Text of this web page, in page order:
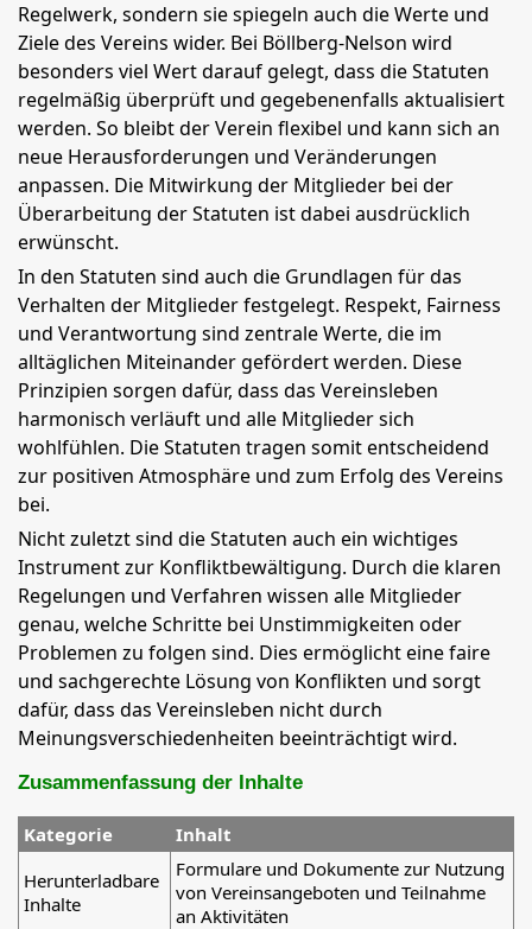
Regelwerk, sondern sie spiegeln auch die Werte und
Ziele des Vereins wider. Bei Böllberg-Nelson wird
besonders viel Wert darauf gelegt, dass die Statuten
regelmäßig überprüft und gegebenenfalls aktualisiert
werden. So bleibt der Verein flexibel und kann sich an
neue Herausforderungen und Veränderungen
anpassen. Die Mitwirkung der Mitglieder bei der
Überarbeitung der Statuten ist dabei ausdrücklich
erwünscht.
In den Statuten sind auch die Grundlagen für das
Verhalten der Mitglieder festgelegt. Respekt, Fairness
und Verantwortung sind zentrale Werte, die im
alltäglichen Miteinander gefördert werden. Diese
Prinzipien sorgen dafür, dass das Vereinsleben
harmonisch verläuft und alle Mitglieder sich
wohlfühlen. Die Statuten tragen somit entscheidend
zur positiven Atmosphäre und zum Erfolg des Vereins
bei.
Nicht zuletzt sind die Statuten auch ein wichtiges
Instrument zur Konfliktbewältigung. Durch die klaren
Regelungen und Verfahren wissen alle Mitglieder
genau, welche Schritte bei Unstimmigkeiten oder
Problemen zu folgen sind. Dies ermöglicht eine faire
und sachgerechte Lösung von Konflikten und sorgt
dafür, dass das Vereinsleben nicht durch
Meinungsverschiedenheiten beeinträchtigt wird.
Zusammenfassung der Inhalte
Kategorie
Inhalt
Herunterladbare
Inhalte
Formulare und Dokumente zur Nutzung
von Vereinsangeboten und Teilnahme
an Aktivitäten